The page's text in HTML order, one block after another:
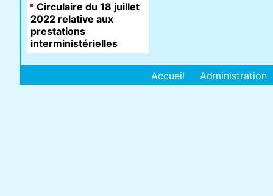
Circulaire du 18 juillet
2022 relative aux
prestations
interministérielles
Accueil Administration